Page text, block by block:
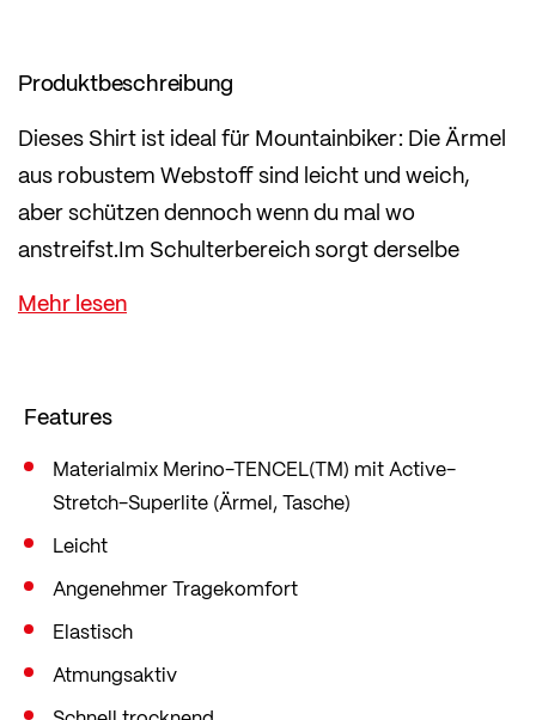
Produktbeschreibung
Dieses Shirt ist ideal für Mountainbiker: Die Ärmel
aus robustem Webstoff sind leicht und weich,
aber schützen dennoch wenn du mal wo
anstreifst.Im Schulterbereich sorgt derselbe
strapazierfähige Stoff für Abriebschutz beim
Tragen eines Rucksacks.
TENCEL™ Lyocell. Dieser vereint das Beste aus
beiden Welten: Er ist besonders
thermoregulierend, geruchshemmend und
trocknet schneller als reine Merinowolle.
Durch die Faserstruktur entstehen kleine
Luftkammern, die dich bei warmem Wetter
nach außen und halten so deine Körpertemperatur
Features
Materialmix Merino-TENCEL(TM) mit Active-
Stretch-Superlite (Ärmel, Tasche)
Leicht
Angenehmer Tragekomfort
Elastisch
Atmungsaktiv